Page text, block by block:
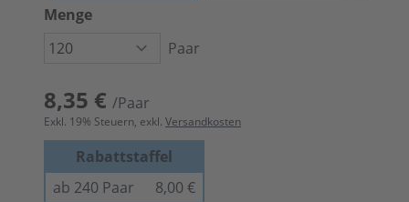
Menge
Paar
8,35 € /Paar
Exkl. 19% Steuern, exkl. Versandkosten
Rabattstaffel
ab 240 Paar
8,00 €